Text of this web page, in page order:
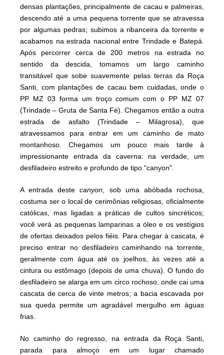
densas plantações, principalmente de cacau e palmeiras,
descendo até a uma pequena torrente que se atravessa
por algumas pedras; subimos a ribanceira da torrente e
acabamos na estrada nacional entre Trindade e Batepá.
Após percorrer cerca de 200 metros na estrada no
sentido da descida, tomamos um largo caminho
transitável que sobe suavemente pelas terras da Roça
Santi, com plantações de cacau bem cuidadas, onde o
PP MZ 03 forma um troço comum com o PP MZ 07
(Trindade – Gruta de Santa Fé). Chegamos então a outra
estrada de asfalto (Trindade – Milagrosa), que
atravessamos para entrar em um caminho de mato
montanhoso. Chegamos um pouco mais tarde à
impressionante entrada da caverna: na verdade, um
desfiladeiro estreito e profundo de tipo “canyon”.
A entrada destecanyon , sob uma abóbada rochosa,
costuma ser o local de cerimônias religiosas, oficialmente
católicas, mas ligadas a práticas de cultos sincréticos;
você verá as pequenas lamparinas a óleo e os vestígios
de ofertas deixados pelos fiéis. Para chegar à cascata, é
preciso entrar no desfiladeiro caminhando na torrente,
geralmente com água até os joelhos, às vezes até a
cintura ou estômago (depois de uma chuva). O fundo do
desfiladeiro se alarga em um circo rochoso, onde cai uma
cascata de cerca de vinte metros; a bacia escavada por
sua queda permite um agradável mergulho em águas
frias.
No caminho do regresso, na entrada da Roça Santi,
parada para almoço em um lugar chamado